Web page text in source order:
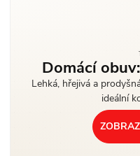
Domácí
Lehká, hřejivá a
ideální